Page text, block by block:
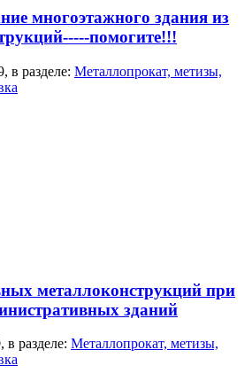
многоэтажного здания из
помогите!!!
, в разделе: Металлопрокат, метизы,
металлоконструкций при
зданий
, в разделе: Металлопрокат, метизы,